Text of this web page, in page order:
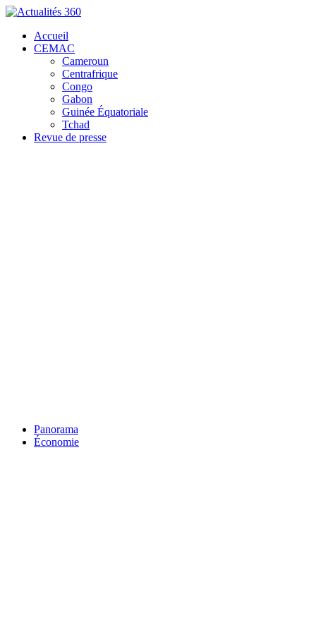
Accueil
CEMAC
Cameroun
Centrafrique
Congo
Gabon
Guinée Équatoriale
Tchad
Revue de presse
Panorama
Économie